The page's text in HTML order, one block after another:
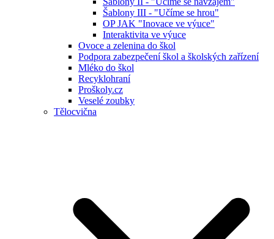
Šablony III - "Učíme se hrou"
OP JAK "Inovace ve výuce"
Interaktivita ve výuce
Ovoce a zelenina do škol
Podpora zabezpečení škol a školských zařízení
Mléko do škol
Recyklohraní
Proškoly.cz
Veselé zoubky
Tělocvična